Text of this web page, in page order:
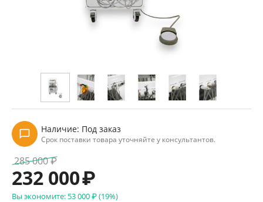
Наличие: Под заказ
Срок поставки товара уточняйте у консультантов.
285 000₽
232 000₽
Вы экономите: 53 000₽(19%)